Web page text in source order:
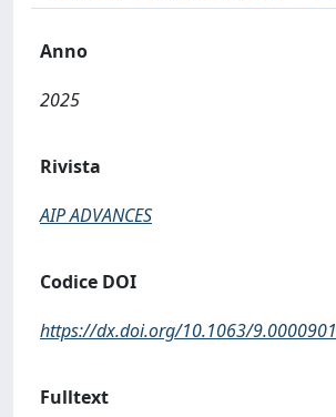
Anno
2025
Rivista
AIP ADVANCES
Codice DOI
https://dx.doi.org/10.1063/9.0000901
Fulltext